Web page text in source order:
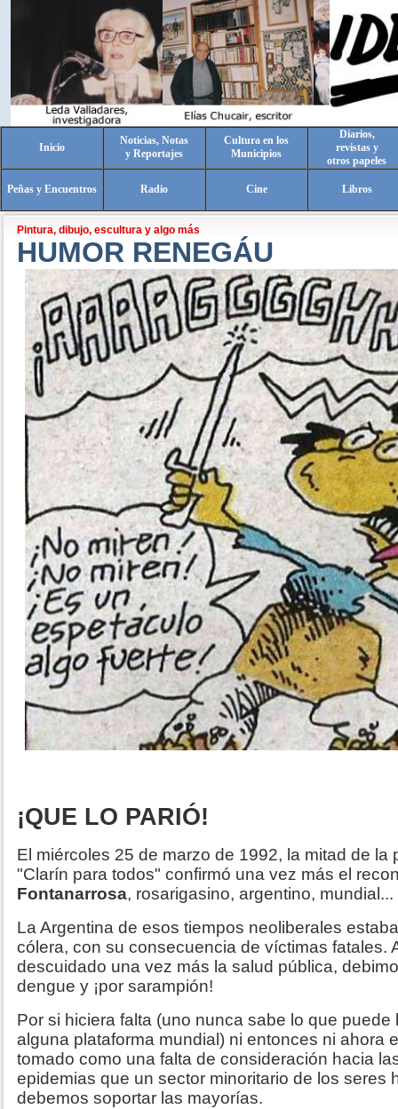
Inicio
Noticias, Notas
y Reportajes
Cultura en los
Municipios
Diarios,
revistas y
otros papeles
Peñas y Encuentros Radio Cine Libros
Pintura, dibujo, escultura y algo más
HUMOR RENEGÁU
¡QUE LO PARIÓ!
El miércoles 25 de marzo de 1992, la mitad de la
"Clarín para todos" confirmó una vez más el
Fontanarrosa, rosarigasino, argentino, mundial...
La Argentina de esos tiempos neoliberales
cólera, con su consecuencia de víctimas fatales.
descuidado una vez más la salud pública,
dengue y ¡por sarampión!
Por si hiciera falta (uno nunca sabe lo que puede
alguna plataforma mundial) ni entonces ni ahora
tomado como una falta de consideración hacia
epidemias que un sector minoritario de los seres
debemos soportar las mayorías.